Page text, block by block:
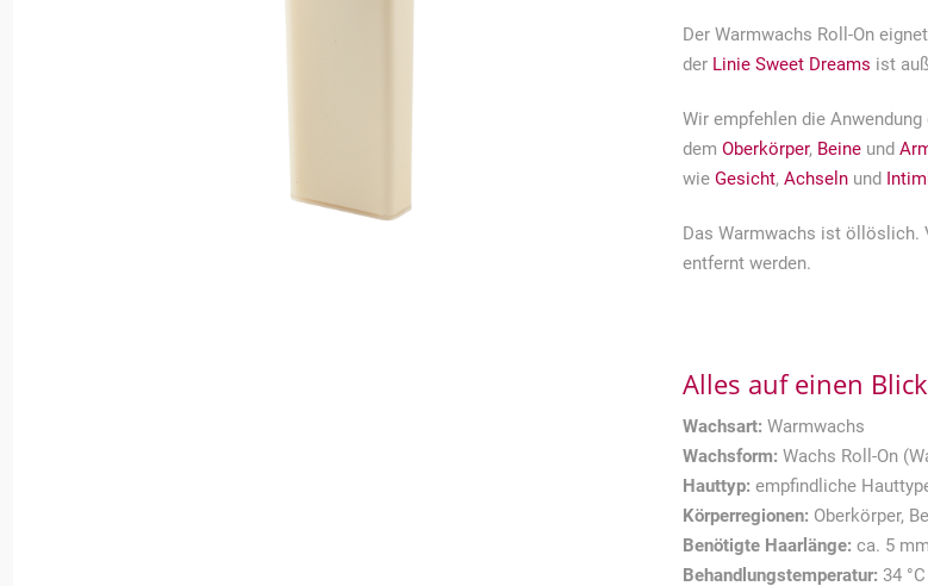
Der Warmwachs Roll-On
der Linie Sweet Dreams ist
Wir empfehlen die
dem Oberkörper, Beineund
wie Gesicht, Achselnund
Das Warmwachs ist öllöslich.
entfernt werden.
Alles auf einen
Wachsart: Warmwachs
Wachsform: Wachs Roll-On
Hauttyp: empfindliche
Körperregionen: Oberkörper,
Benötigte Haarlänge: ca. 5 mm
Behandlungstemperatur: 34 °C